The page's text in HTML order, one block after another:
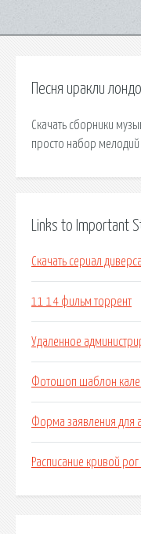
Песня иракли
Скачать сборники
просто набор мелодий
Links to Important
Скачать сериал
11 14 фильм торрент
Удаленное
Фотошоп шаблон
Форма заявления для
Расписание кривой